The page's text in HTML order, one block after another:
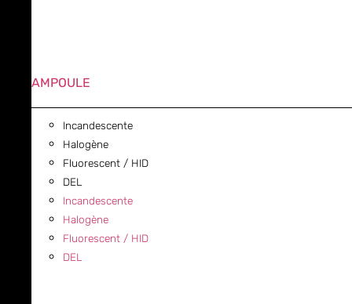
AMPOULE
Incandescente
Halogène
Fluorescent / HID
DEL
Incandescente
Halogène
Fluorescent / HID
DEL